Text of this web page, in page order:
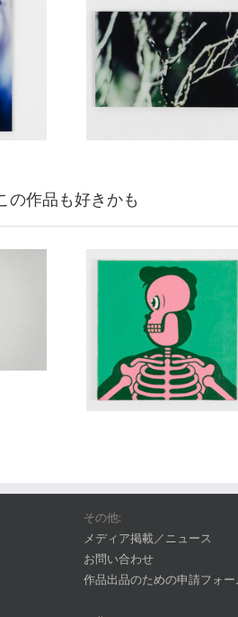
の作品も好きかも
その他:
メディア掲載／ニュース
お問い合わせ
作品出品のための申請フォー